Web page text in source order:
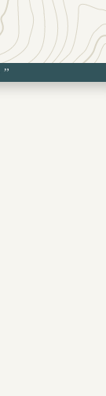
”